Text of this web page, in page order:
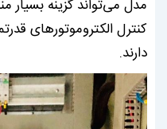
مدل می‌تواند گزینه بسیار
کنترل الکتروموتورهای
دارند.